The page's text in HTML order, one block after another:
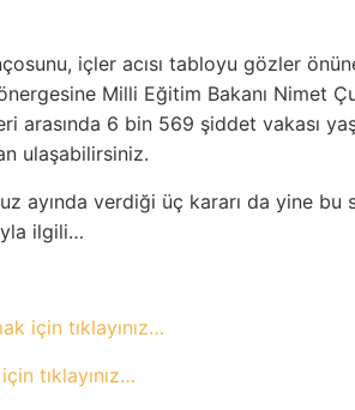
içler acısı tabloyu gözler
Milli Eğitim Bakanı Nimet
arasında 6 bin 569 şiddet vakası
ulaşabilirsiniz.
ayında verdiği üç kararı da yine bu
ilgili…
için tıklayınız…
tıklayınız…